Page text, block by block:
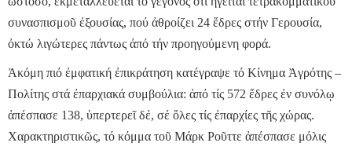
συνασπισμοῦ ἐξουσίας, πού ἀθροίζει 24 ἕδρες στήν Γερουσία,
ὀκτώ λιγώτερες πάντως ἀπό τήν προηγούμενη φορά.
Ἀκόμη πιό ἐμφατική ἐπικράτηση κατέγραψε τό Κίνημα Ἀγρότης –
Πολίτης στά ἐπαρχιακά συμβούλια: ἀπό τίς 572 ἕδρες ἐν συνόλῳ
ἀπέσπασε 138, ὑπερτερεῖ δέ, σέ ὅλες τίς ἐπαρχίες τῆς χώρας.
Χαρακτηριστικῶς, τό κόμμα τοῦ Μάρκ Ροῦττε ἀπέσπασε μόλις